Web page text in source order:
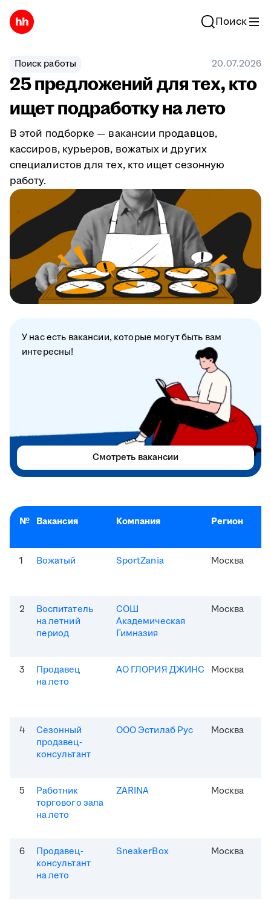
Поиск
Поиск работы 20.07.2026
25 предложений для тех, кто
ищет подработку на лето
В этой подборке — вакансии продавцов,
кассиров, курьеров, вожатых и других
специалистов для тех, кто ищет сезонную
работу.
№ Вакансия Компания Регион
1 Вожатый SportZania Москва
2
Воспитатель
на летний
период
СОШ
Академическая
Гимназия
Москва
3
Продавец
на лето
АО ГЛОРИЯ ДЖИНС Москва
4
Сезонный
продавец-
консультант
ООО Эстилаб Рус Москва
5
Работник
торгового зала
на лето
ZARINA Москва
6
Продавец-
консультант
на лето
SneakerBox Москва
У нас есть вакансии, которые могут быть вам
интересны!
Смотреть вакансии